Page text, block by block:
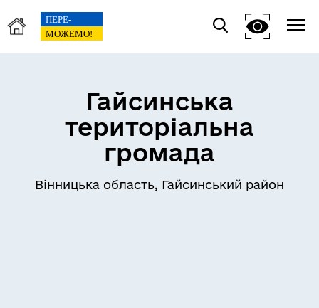
Гайсинська
територіальна
громада
Вінницька область, Гайсинський район